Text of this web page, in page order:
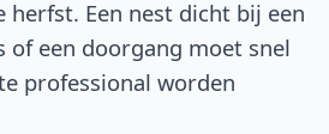
Een nest dicht bij een
of een doorgang moet snel
professional worden